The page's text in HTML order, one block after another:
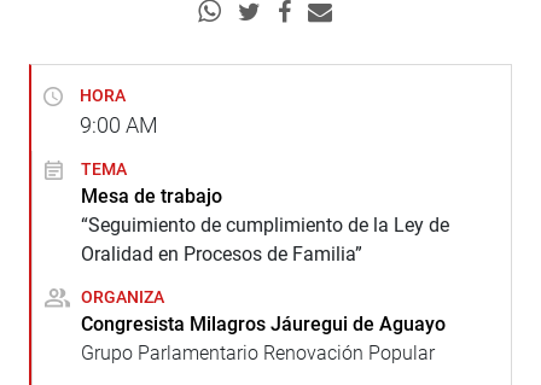
HORA
9:00 AM
TEMA
Mesa de trabajo
“Seguimiento de cumplimiento de la Ley de
Oralidad en Procesos de Familia”
ORGANIZA
Congresista Milagros Jáuregui de Aguayo
Grupo Parlamentario Renovación Popular